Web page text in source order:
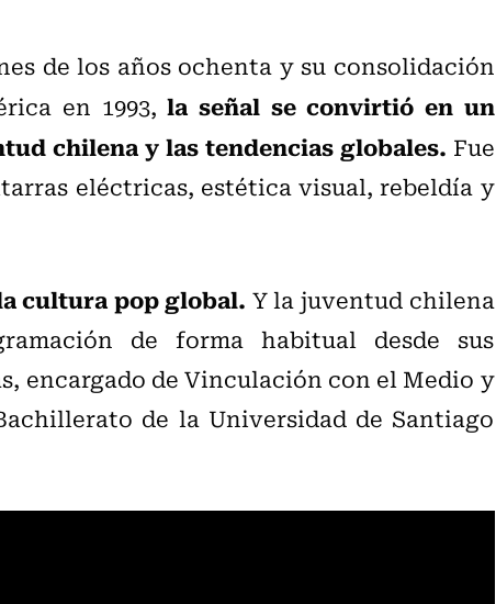
de los años ochenta y su consolidación
en 1993, la señal se convirtió en un
chilena y las tendencias globales. Fue
eléctricas, estética visual, rebeldía y
cultura pop global. Y la juventud chilena
de forma habitual desde sus
encargado de Vinculación con el Medio y
de la Universidad de Santiago